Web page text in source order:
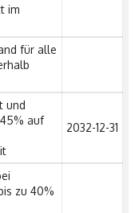
im
für alle
und
auf
2032-12-31
zu 40%